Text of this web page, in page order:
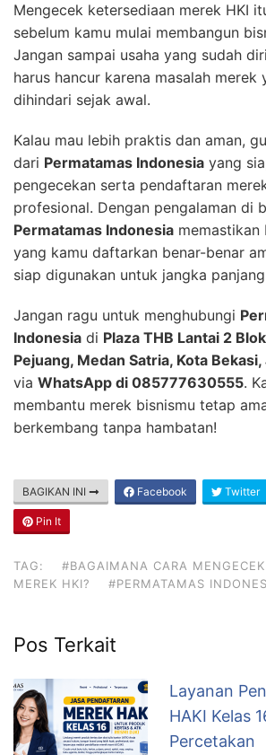
Mengecek ketersediaan merek HKI
sebelum kamu mulai membangun
Jangan sampai usaha yang sudah
harus hancur karena masalah merek
dihindari sejak awal.
Kalau mau lebih praktis dan aman,
dari Permatamas Indonesia yang
pengecekan serta pendaftaran
profesional. Dengan pengalaman di
Permatamas Indonesia memastikan
yang kamu daftarkan benar-benar
siap digunakan untuk jangka
Jangan ragu untuk menghubungi
Indonesia di Plaza THB Lantai 2
Pejuang, Medan Satria, Kota
via WhatsApp di 085777630555.
membantu merek bisnismu tetap
berkembang tanpa hambatan!
BAGIKAN INI Facebook Twitter
Pin It
TAG:
#BAGAIMANA CARA
MEREK HKI?
#PERMATAMAS
Pos Terkait
Layanan
HAKI Kelas
Percetakan